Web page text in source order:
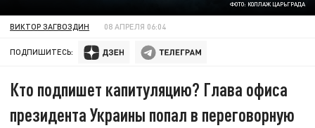
ФОТО: КОЛЛАЖ ЦАРЬГРАДА
ВИКТОР ЗАГВОЗДИН 08 АПРЕЛЯ 06:04
ПОДПИШИТЕСЬ:
Кто подпишет капитуляцию? Глава офиса
президента Украины попал в переговорную